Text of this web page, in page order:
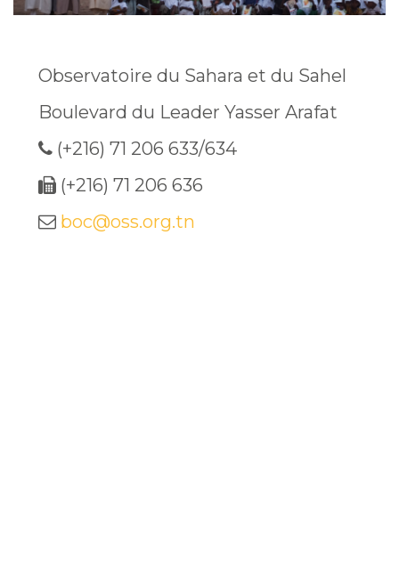
Observatoire du Sahara et du Sahel
Boulevard du Leader Yasser Arafat
(+216) 71 206 633/634
(+216) 71 206 636
boc@oss.org.tn